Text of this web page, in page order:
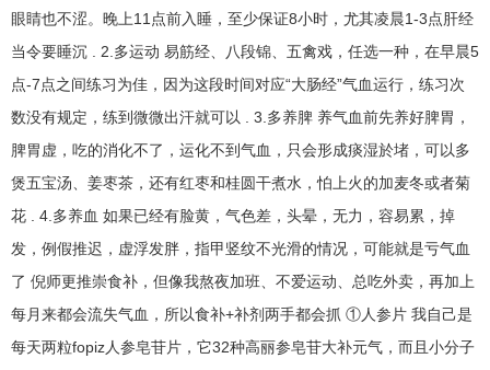
眼睛也不涩。晚上11点前入睡，至少保证8小时，尤其凌晨1-3点肝经
当令要睡沉 . 2.多运动 易筋经、八段锦、五禽戏，任选一种，在早晨5
点-7点之间练习为佳，因为这段时间对应“大肠经”气血运行，练习次
数没有规定，练到微微出汗就可以 . 3.多养脾 养气血前先养好脾胃，
脾胃虚，吃的消化不了，运化不到气血，只会形成痰湿於堵，可以多
煲五宝汤、姜枣茶，还有红枣和桂圆干煮水，怕上火的加麦冬或者菊
花 . 4.多养血 如果已经有脸黄，气色差，头晕，无力，容易累，掉
发，例假推迟，虚浮发胖，指甲竖纹不光滑的情况，可能就是亏气血
了 倪师更推崇食补，但像我熬夜加班、不爱运动、总吃外卖，再加上
每月来都会流失气血，所以食补+补剂两手都会抓 ①人参片 我自己是
每天两粒fopiz人参皂苷片，它32种高丽参皂苷大补元气，而且小分子